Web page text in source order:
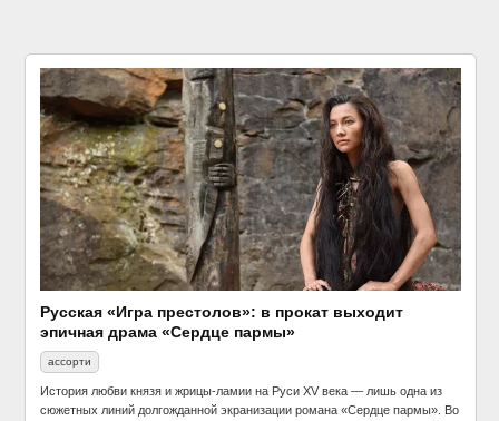
Русская «Игра престолов»: в прокат выходит
эпичная драма «Сердце пармы»
ассорти
История любви князя и жрицы-ламии на Руси XV века — лишь одна из
сюжетных линий долгожданной экранизации романа «Сердце пармы». Во